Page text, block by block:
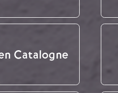
Catalogne